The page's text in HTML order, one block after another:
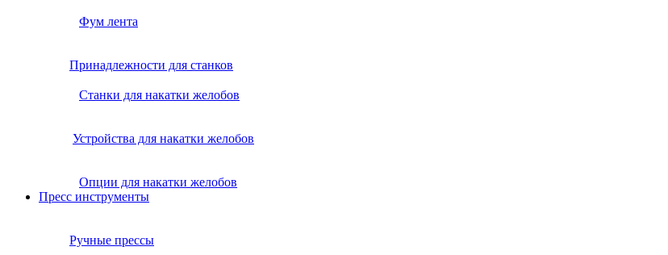
Фум лента
Принадлежности для станков
Станки для накатки желобов
Устройства для накатки желобов
Опции для накатки желобов
Пресс инструменты
Ручные прессы